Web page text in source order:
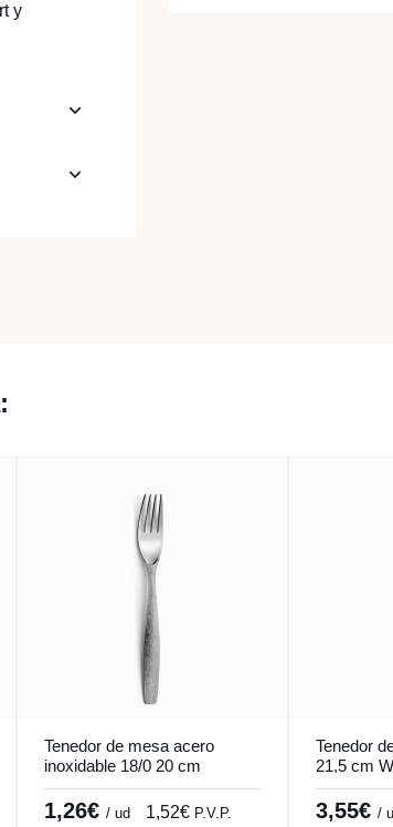
y
Tenedor de mesa acero
inoxidable 18/0 20 cm
Odyssee Ice Pro.mundi
1,26€ / ud 1,52€ P.V.P.
Tenedor
21,5 cm
3,55€/